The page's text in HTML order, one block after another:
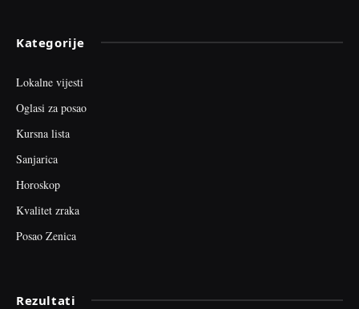
Kategorije
Lokalne vijesti
Oglasi za posao
Kursna lista
Sanjarica
Horoskop
Kvalitet zraka
Posao Zenica
Rezultati